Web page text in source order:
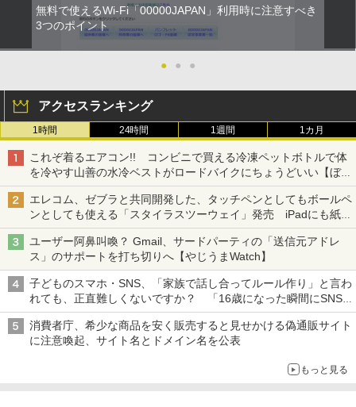
無料で使えるWi-Fi「00000JAPAN」利用時に注意すべき
3つのポイント
● ● ●
アクセスランキング
1時間 24時間 1週間 1カ月
これぞ着るエアコン!! コンビニで買える冷凍ペットボトルで体
を冷やす山善の水冷ベストがロードバイクにちょうどいい【ぼっ
ち・ざ・ろーど！その14】【空いた時間でなにしてる？】
エレコム、ゼブラと共同開発した、タッチペンとしてもボールペ
ンとしても使える「スタイラスツーウェイ」発売 iPadにも紙に
も、持ち替えずに書き込める
ユーザー阿鼻叫喚？ Gmail、サードパーティの「送信元アドレ
ス」のサポートを打ち切りへ【やじうまWatch】
子どものスマホ・SNS、「家族で話し合ってルール作り」と言わ
れても、正直難しくないですか？ 「16歳になった瞬間にSNS
デビューする方が怖い」という上沼紫野弁護士にヒントを聞く
消費者庁、希少な商品を安く販売すると見せかける偽通販サイト
に注意喚起、サイト名とドメイン名を公表
もっと見る